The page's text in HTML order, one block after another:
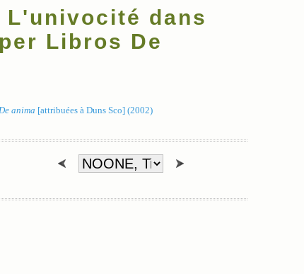
L'univocité dans
Libros De
anima [attribuées à Duns Sco] (2002)